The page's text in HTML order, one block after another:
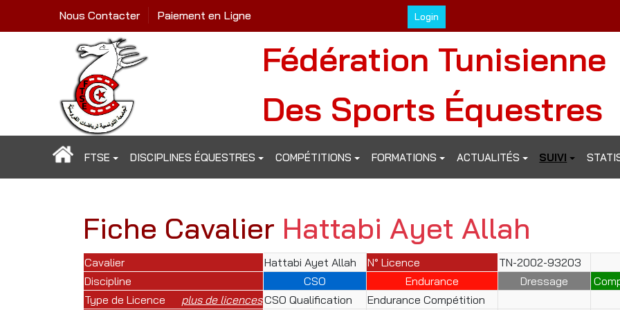
Login
Nous Contacter Paiement en Ligne
Fédération Tunisienne
Des Sports Équestres
FTSE DISCIPLINES ÉQUESTRES COMPÉTITIONS FORMATIONS ACTUALITÉS SUIVI
Fiche Cavalier Hattabi Ayet Allah
Cavalier Hattabi Ayet Allah N° Licence
TN-2002-93203
Discipline
CSO Endurance Dressage
Type de Licence
plus de licencesCSO Qualification
Endurance Compétition